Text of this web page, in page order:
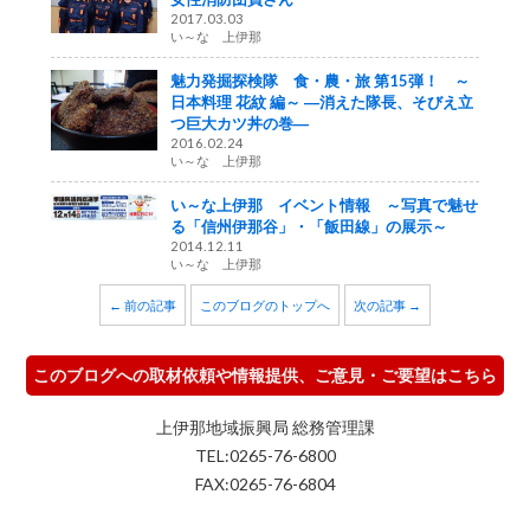
2017.03.03
い～な 上伊那
魅力発掘探検隊 食・農・旅 第15弾！ ～
日本料理 花紋 編～ ―消えた隊長、そびえ立
つ巨大カツ丼の巻―
2016.02.24
い～な 上伊那
い～な上伊那 イベント情報 ～写真で魅せ
る「信州伊那谷」・「飯田線」の展示～
2014.12.11
い～な 上伊那
← 前の記事 このブログのトップへ 次の記事 →
このブログへの取材依頼や情報提供、ご意見・ご要望はこちら
上伊那地域振興局 総務管理課
TEL:0265-76-6800
FAX:0265-76-6804